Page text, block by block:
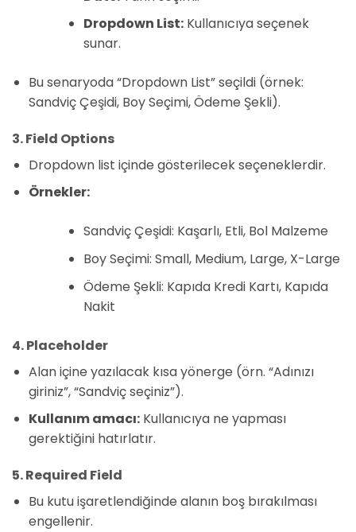
Dropdown List:Kullanıcıya seçenek
sunar.
Bu senaryoda “Dropdown List” seçildi (örnek:
Sandviç Çeşidi, Boy Seçimi, Ödeme Şekli).
3. Field Options
Dropdown list içinde gösterilecek seçeneklerdir.
Örnekler:
Sandviç Çeşidi: Kaşarlı, Etli, Bol Malzeme
Boy Seçimi: Small, Medium, Large, X-Large
Ödeme Şekli: Kapıda Kredi Kartı, Kapıda
Nakit
4. Placeholder
Alan içine yazılacak kısa yönerge (örn. “Adınızı
giriniz”, “Sandviç seçiniz”).
Kullanım amacı:Kullanıcıya ne yapması
gerektiğini hatırlatır.
5. Required Field
Bu kutu işaretlendiğinde alanın boş bırakılması
engellenir.